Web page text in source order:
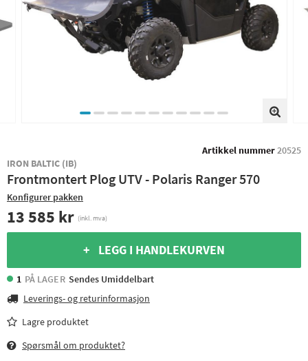
Artikkel nummer20525
IRON BALTIC (IB)
Frontmontert Plog UTV - Polaris Ranger 570
Konfigurer pakken
13 585 kr (inkl. mva)
+ LEGG I HANDLEKURVEN
1 PÅ LAGER Sendes Umiddelbart
Leverings- og returinformasjon
Lagre produktet
Spørsmål om produktet?